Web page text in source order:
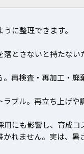
に整理できます。
とさないと持たな
再検査・再加工・廃
ブル。再立ち上げや
にも影響し、育成コ
れません。実は、